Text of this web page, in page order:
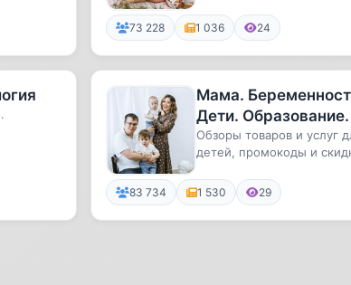
73 228 1 036 24
Мама.
Дети. Образование.
Обзоры товаров и услуг
детей, промокоды и
83 734 1 530 29